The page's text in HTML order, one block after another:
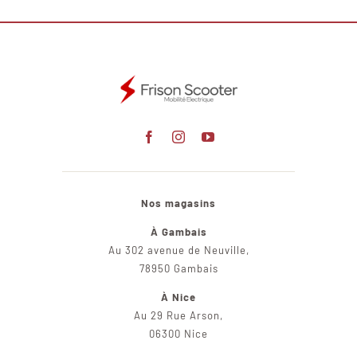
Nos magasins
À Gambais
Au 302 avenue de Neuville,
78950 Gambais
À Nice
Au 29 Rue Arson,
06300 Nice